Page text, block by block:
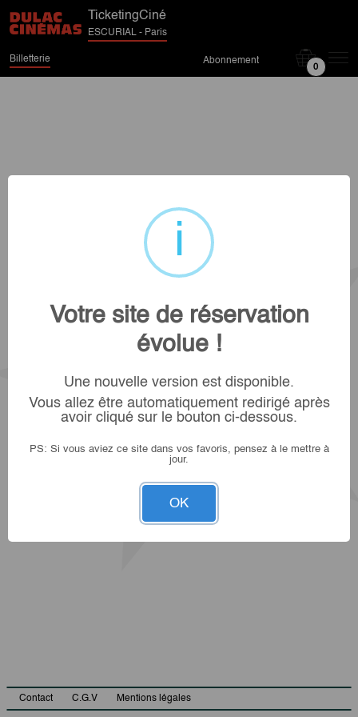
TicketingCiné
ESCURIAL - Paris
Billetterie Abonnement
0
Contact C.G.V Mentions légales
Votre site de réservation
évolue !
Une nouvelle version est disponible.
Vous allez être automatiquement redirigé après
avoir cliqué sur le bouton ci-dessous.
PS: Si vous aviez ce site dans vos favoris, pensez à le mettre à
jour.
OK